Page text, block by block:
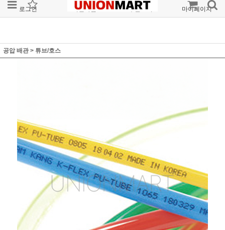
로그인 회원가입 주문조회 마이페이지
공압 배관> 튜브/호스